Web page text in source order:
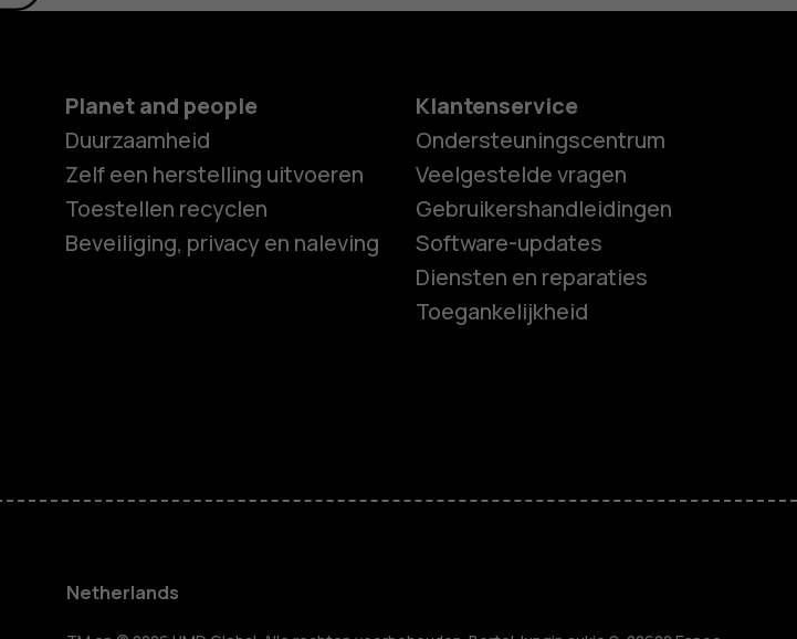
Terra M
Planet and people
Duurzaamheid
Zelf een herstelling uitvoeren
Toestellen recyclen
Beveiliging, privacy en naleving
Klantenservice
Ondersteuningscentrum
Veelgestelde vragen
Gebruikershandleidingen
Software-updates
Diensten en reparaties
Toegankelijkheid
Netherlands